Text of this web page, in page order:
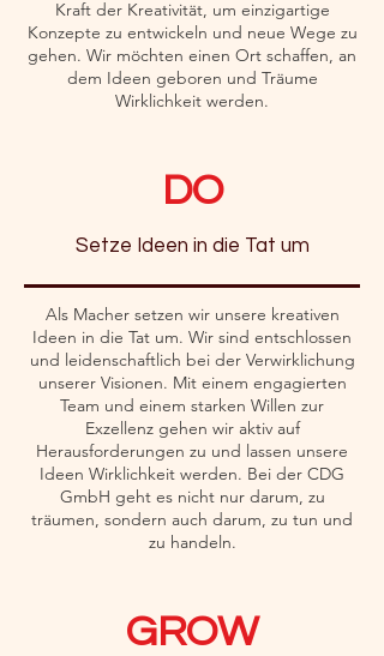
Kraft der Kreativität, um einzigartige
Konzepte zu entwickeln und neue Wege zu
gehen. Wir möchten einen Ort schaffen, an
dem Ideen geboren und Träume
Wirklichkeit werden.
DO
Setze Ideen in die Tat um
Als Macher setzen wir unsere kreativen
Ideen in die Tat um. Wir sind entschlossen
und leidenschaftlich bei der Verwirklichung
unserer Visionen. Mit einem engagierten
Team und einem starken Willen zur
Exzellenz gehen wir aktiv auf
Herausforderungen zu und lassen unsere
Ideen Wirklichkeit werden. Bei der CDG
GmbH geht es nicht nur darum, zu
träumen, sondern auch darum, zu tun und
zu handeln.
​GROW